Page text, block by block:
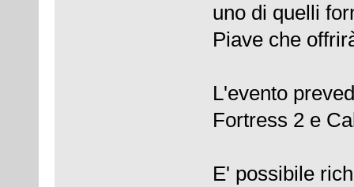
uno di quelli
Piave che
L'evento
Fortress 2 e
E' possibile